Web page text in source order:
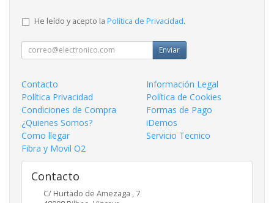
He leído y acepto la Política de Privacidad.
Enviar
Contacto
Información Legal
Política Privacidad
Política de Cookies
Condiciones de Compra
Formas de Pago
¿Quienes Somos?
iDemos
Como llegar
Servicio Tecnico
Fibra y Movil O2
Contacto
C/ Hurtado de Amezaga , 7